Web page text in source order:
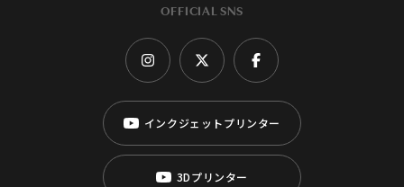
OFFICIAL SNS
インクジェットプリンター
3Dプリンター